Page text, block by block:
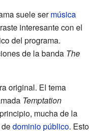
suele sermúsica
interesante con el
del programa.
de la banda The
original. El tema
Temptation
mucha de la
dominio público. Esto